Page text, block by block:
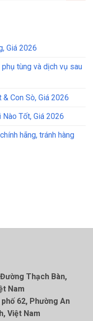
Giá 2026
tùng và dịch vụ sau
Con Sò, Giá 2026
Tốt, Giá 2026
hãng, tránh hàng
Thạch Bàn,
Nam
62, Phường An
Việt Nam